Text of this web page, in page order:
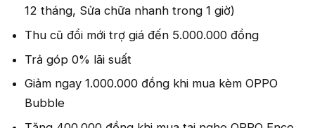
12 tháng, Sửa chữa nhanh trong 1 giờ)
Thu cũ đổi mới trợ giá đến 5.000.000 đồng
Trả góp 0% lãi suất
Giảm ngay 1.000.000 đồng khi mua kèm OPPO
Bubble